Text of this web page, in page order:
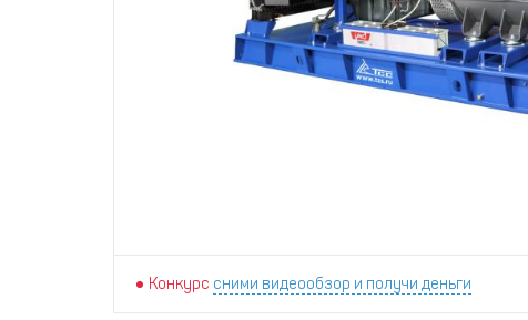
Конкурс сними видеообзор и получи деньги